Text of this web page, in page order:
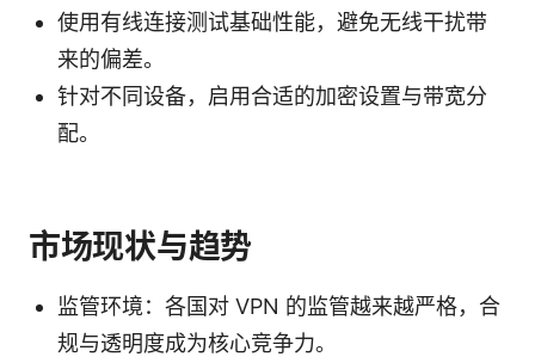
使用有线连接测试基础性能，避免无线干扰带
来的偏差。
针对不同设备，启用合适的加密设置与带宽分
配。
市场现状与趋势
监管环境：各国对 VPN 的监管越来越严格，合
规与透明度成为核心竞争力。